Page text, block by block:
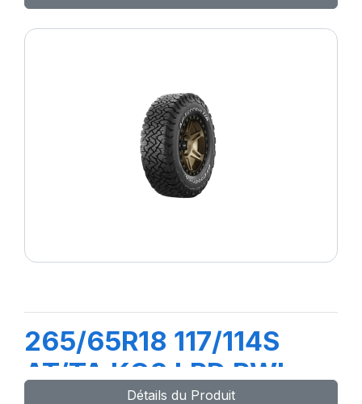
265/65R18 117/114S
AT/TA KO3 LRD RWL
Détails du Produit